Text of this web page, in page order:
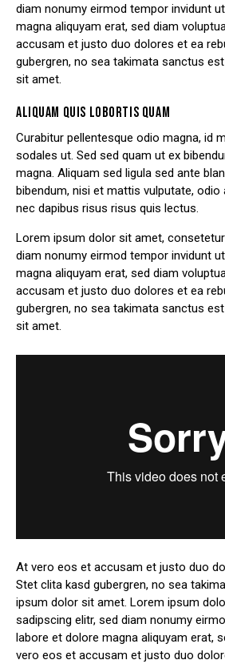
diam nonumy eirmod tempor invidunt
magna aliquyam erat, sed diam
accusam et justo duo dolores et ea
gubergren, no sea takimata sanctus
sit amet.
ALIQUAM QUIS LOBORTIS QUAM
Curabitur pellentesque odio magna, id
sodales ut. Sed sed quam ut ex
magna. Aliquam sed ligula sed ante
bibendum, nisi et mattis vulputate, odio
nec dapibus risus risus quis lectus.
Lorem ipsum dolor sit amet,
diam nonumy eirmod tempor invidunt
magna aliquyam erat, sed diam
accusam et justo duo dolores et ea
gubergren, no sea takimata sanctus
sit amet.
At vero eos et accusam et justo duo
Stet clita kasd gubergren, no sea
ipsum dolor sit amet. Lorem ipsum
sadipscing elitr, sed diam nonumy
labore et dolore magna aliquyam erat,
vero eos et accusam et justo duo